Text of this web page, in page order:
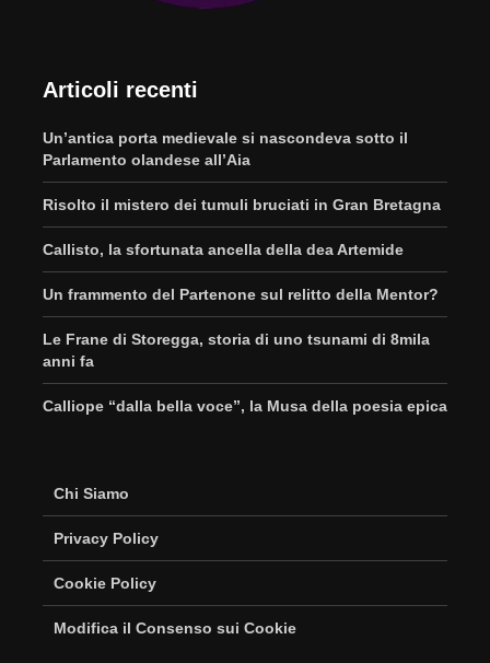
Articoli recenti
Un’antica porta medievale si nascondeva sotto il
Parlamento olandese all’Aia
Risolto il mistero dei tumuli bruciati in Gran Bretagna
Callisto, la sfortunata ancella della dea Artemide
Un frammento del Partenone sul relitto della Mentor?
Le Frane di Storegga, storia di uno tsunami di 8mila
anni fa
Calliope “dalla bella voce”, la Musa della poesia epica
Chi Siamo
Privacy Policy
Cookie Policy
Modifica il Consenso sui Cookie